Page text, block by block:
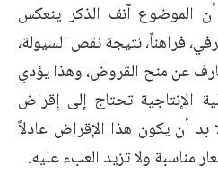
الموضوع آنف الذكر ينعكس
فراهناً، نتيجة نقص السيولة،
عن منح القروض، وهذا يؤدي
الإنتاجية تحتاج إلى إقراض
بد أن يكون هذا الإقراض عادلاً
مناسبة ولا تزيد العبء عليه.